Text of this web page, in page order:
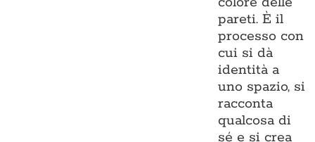
pareti. È il
processo con
cui si dà
identità a
uno spazio, si
racconta
qualcosa di
sé e si crea